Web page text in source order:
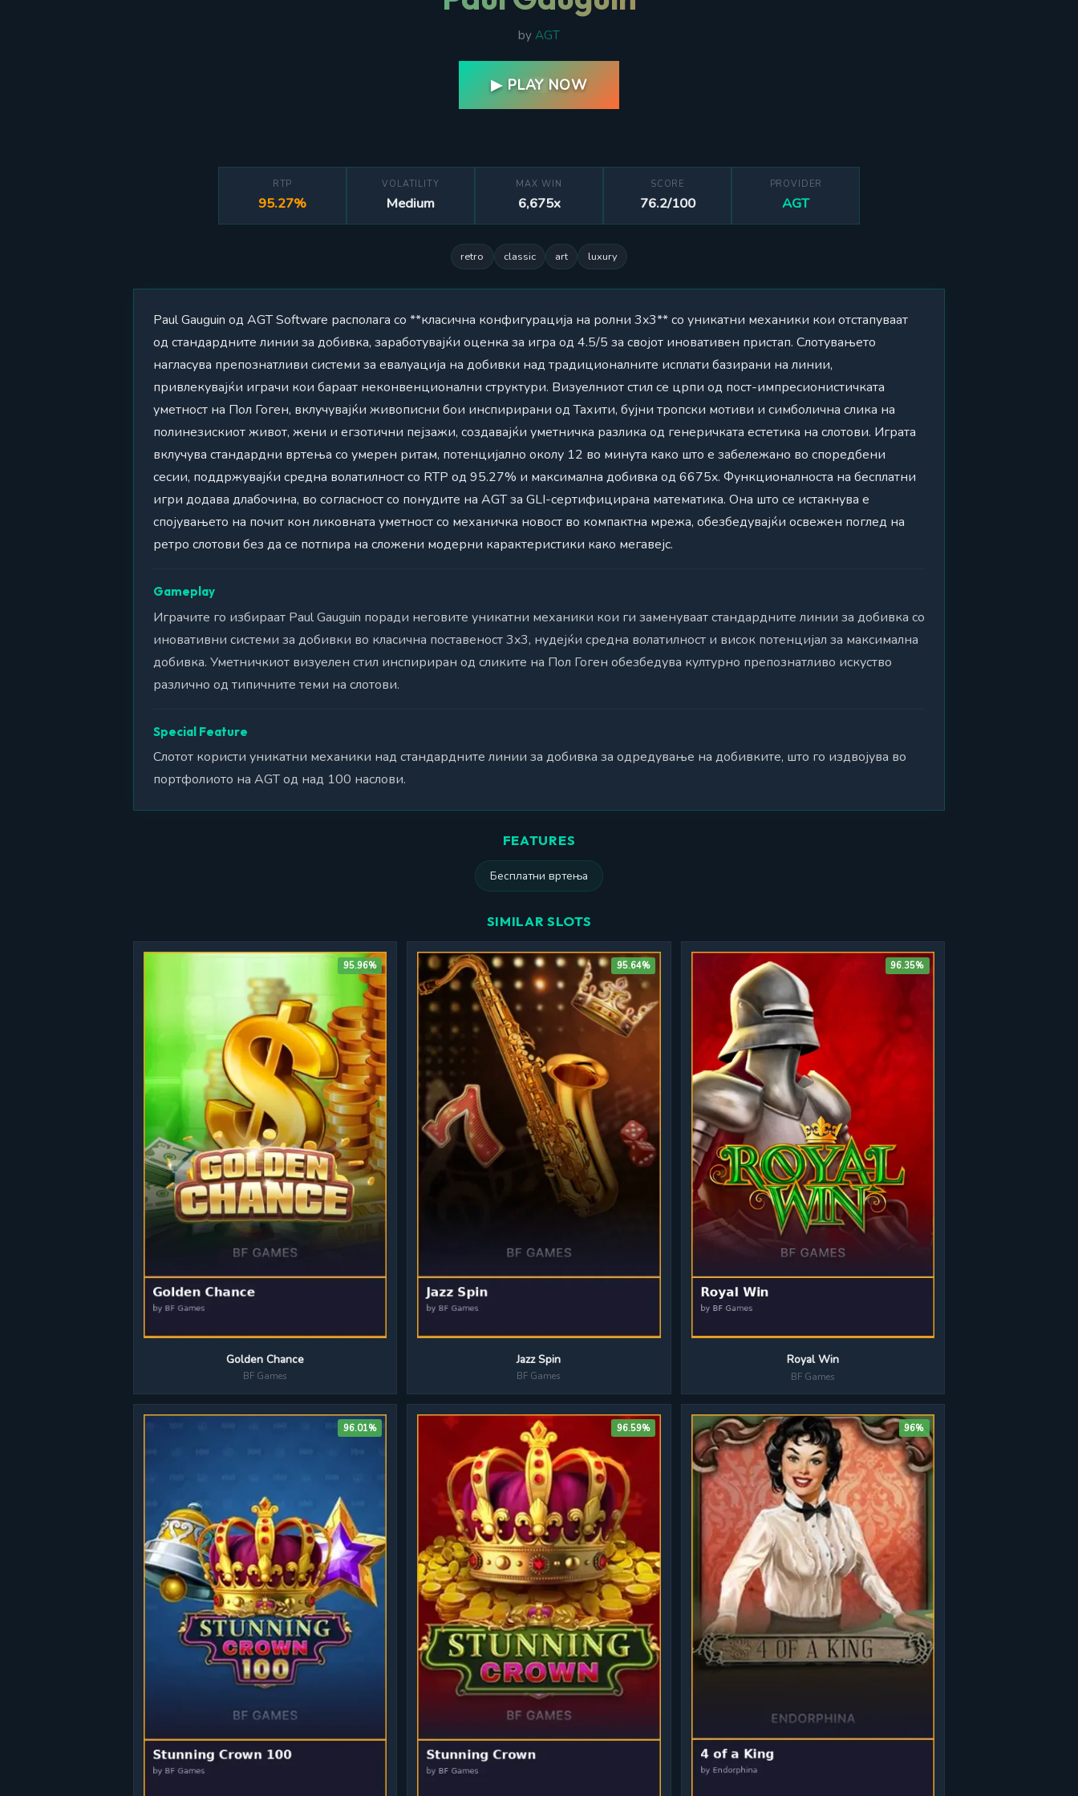
by AGT
▶ PLAY NOW
RTP
95.27%
VOLATILITY
Medium
MAX WIN
6,675x
SCORE
76.2/100
PROVIDER
AGT
retro classic art luxury
Paul Gauguin од AGT Software располага со **класична конфигурација на ролни 3x3** со уникатни механики кои отстапуваат
од стандардните линии за добивка, заработувајќи оценка за игра од 4.5/5 за својот иновативен пристап. Слотувањето
нагласува препознатливи системи за евалуација на добивки над традиционалните исплати базирани на линии,
привлекувајќи играчи кои бараат неконвенционални структури. Визуелниот стил се црпи од пост-импресионистичката
уметност на Пол Гоген, вклучувајќи живописни бои инспирирани од Тахити, бујни тропски мотиви и симболична слика на
полинезискиот живот, жени и егзотични пејзажи, создавајќи уметничка разлика од генеричката естетика на слотови. Играта
вклучува стандардни вртења со умерен ритам, потенцијално околу 12 во минута како што е забележано во споредбени
сесии, поддржувајќи средна волатилност со RTP од 95.27% и максимална добивка од 6675x. Функционалноста на бесплатни
игри додава длабочина, во согласност со понудите на AGT за GLI-сертифицирана математика. Она што се истакнува е
спојувањето на почит кон ликовната уметност со механичка новост во компактна мрежа, обезбедувајќи освежен поглед на
ретро слотови без да се потпира на сложени модерни карактеристики како мегавејс.
Gameplay
Играчите го избираат Paul Gauguin поради неговите уникатни механики кои ги заменуваат стандардните линии за добивка со
иновативни системи за добивки во класична поставеност 3x3, нудејќи средна волатилност и висок потенцијал за максимална
добивка. Уметничкиот визуелен стил инспириран од сликите на Пол Гоген обезбедува културно препознатливо искуство
различно од типичните теми на слотови.
Special Feature
Слотот користи уникатни механики над стандардните линии за добивка за одредување на добивките, што го издвојува во
портфолиото на AGT од над 100 наслови.
FEATURES
Бесплатни вртења
SIMILAR SLOTS
95.96%
Golden Chance
BF Games
95.64%
Jazz Spin
BF Games
96.35%
Royal Win
BF Games
96.01% 96.59% 96%